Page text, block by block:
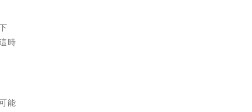
時
能